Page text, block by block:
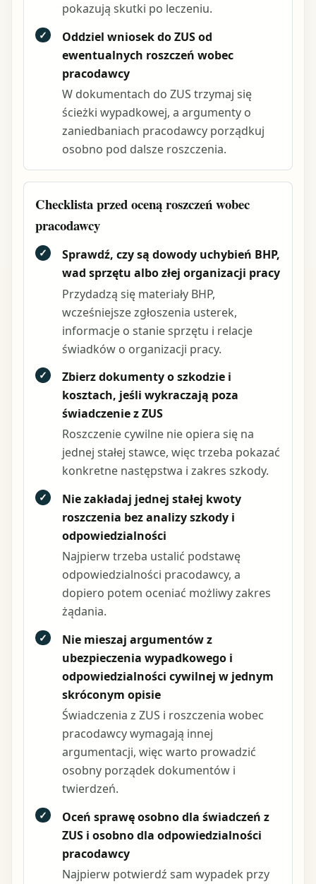
pokazują skutki po leczeniu.
✓
Oddziel wniosek do ZUS od
ewentualnych roszczeń wobec
pracodawcy
W dokumentach do ZUS trzymaj się
ścieżki wypadkowej, a argumenty o
zaniedbaniach pracodawcy porządkuj
osobno pod dalsze roszczenia.
Checklista przed oceną roszczeń wobec
pracodawcy
✓
Sprawdź, czy są dowody uchybień BHP,
wad sprzętu albo złej organizacji pracy
Przydadzą się materiały BHP,
wcześniejsze zgłoszenia usterek,
informacje o stanie sprzętu i relacje
świadków o organizacji pracy.
✓
Zbierz dokumenty o szkodzie i
kosztach, jeśli wykraczają poza
świadczenie z ZUS
Roszczenie cywilne nie opiera się na
jednej stałej stawce, więc trzeba pokazać
konkretne następstwa i zakres szkody.
✓
Nie zakładaj jednej stałej kwoty
roszczenia bez analizy szkody i
odpowiedzialności
Najpierw trzeba ustalić podstawę
odpowiedzialności pracodawcy, a
dopiero potem oceniać możliwy zakres
żądania.
✓
Nie mieszaj argumentów z
ubezpieczenia wypadkowego i
odpowiedzialności cywilnej w jednym
skróconym opisie
Świadczenia z ZUS i roszczenia wobec
pracodawcy wymagają innej
argumentacji, więc warto prowadzić
osobny porządek dokumentów i
twierdzeń.
✓
Oceń sprawę osobno dla świadczeń z
ZUS i osobno dla odpowiedzialności
pracodawcy
Najpierw potwierdź sam wypadek przy